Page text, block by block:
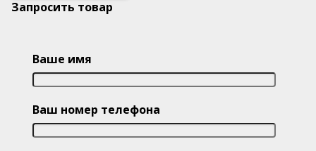
Запросить товар
Ваше имя
Ваш номер телефона